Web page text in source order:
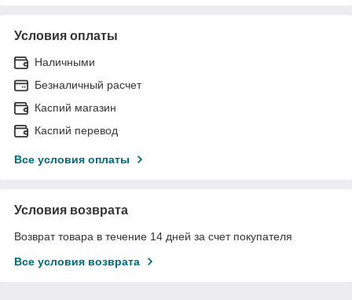
Условия оплаты
Наличными
Безналичный расчет
Каспий магазин
Каспий перевод
Все условия оплаты
Условия возврата
Возврат товара в течение 14 дней за счет покупателя
Все условия возврата